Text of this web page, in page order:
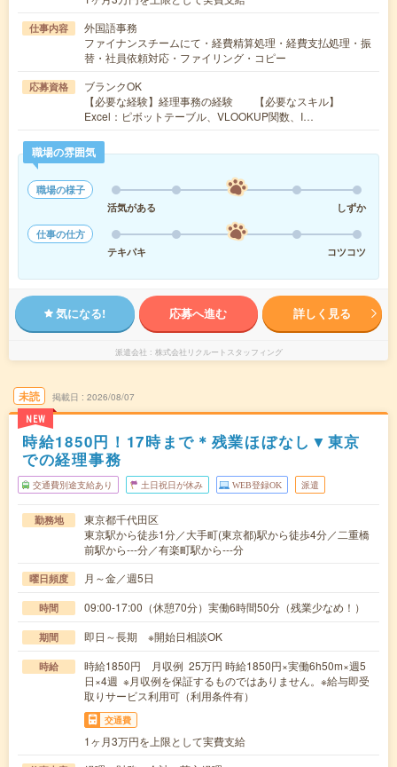
仕事内容
外国語事務
ファイナンスチームにて・経費精算処理・経費支払処理・振
替・社員依頼対応・ファイリング・コピー
応募資格
ブランクOK
【必要な経験】経理事務の経験 【必要なスキル】
Excel：ピボットテーブル、VLOOKUP関数、I…
職場の雰囲気
職場の様子
活気がある
しずか
仕事の仕方
テキパキ
コツコツ
気になる! 応募へ進む 詳しく見る
派遣会社 株式会社リクルートスタッフィング
未読
NEW
掲載日 2026/08/07
時給1850円！17時まで＊残業ほぼなし▼東京
での経理事務
交通費別途支給あり 土日祝日が休み WEB登録OK 派遣
勤務地
東京都千代田区
東京駅から徒歩1分／大手町(東京都)駅から徒歩4分／二重橋
前駅から---分／有楽町駅から---分
曜日頻度 月～金／週5日
時間 09:00-17:00（休憩70分）実働6時間50分（残業少なめ！）
期間 即日～長期 ※開始日相談OK
時給
時給1850円 月収例 25万円 時給1850円×実働6h50m×週5
日×4週 ※月収例を保証するものではありません。※給与即受
取りサービス利用可（利用条件有）
交通費
1ヶ月3万円を上限として実費支給